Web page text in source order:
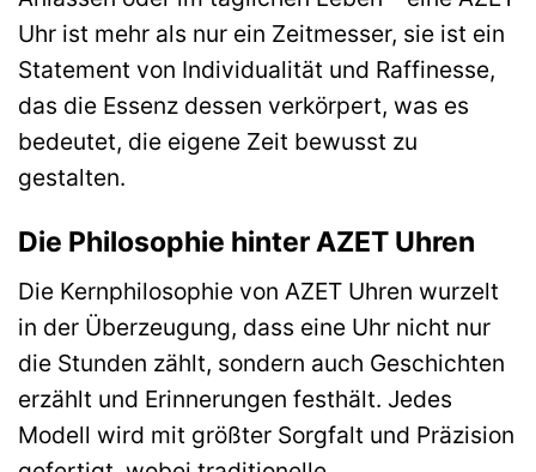
Uhr ist mehr als nur ein Zeitmesser, sie ist ein
Statement von Individualität und Raffinesse,
das die Essenz dessen verkörpert, was es
bedeutet, die eigene Zeit bewusst zu
gestalten.
Die Philosophie hinter AZET Uhren
Die Kernphilosophie von AZET Uhren wurzelt
in der Überzeugung, dass eine Uhr nicht nur
die Stunden zählt, sondern auch Geschichten
erzählt und Erinnerungen festhält. Jedes
Modell wird mit größter Sorgfalt und Präzision